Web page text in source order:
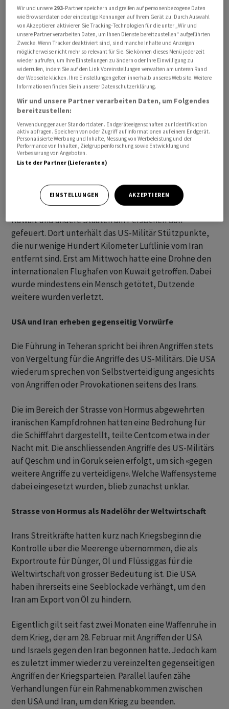
der US-Marine im Nahen Osten beschädigt worden sei.
Die Angaben beider Kriegsparteien liessen sich zunächst
nicht unabhängig überprüfen.
Der Iran hatte zuvor schon mehrfach Geschosse auf
Kuwait und andere Staaten am Persischen Golf
gefeuert. Dort unterhält das US-Militär Stützpunkte,
die nur wenige Hundert Kilometer Luftlinie vom Iran
entfernt sind. Erst am Mittwoch hatte eine Drohne den
internationalen Flughafen von Kuwait getroffen. Dabei
wurde mindestens ein Mensch getötet, Dutzende
weitere wurden verletzt.
USA und Iran erheben gegenseitig Vorwürfe
Die Führung in Teheran spricht bei ihren Angriffen stets
von Vergeltung für die Angriffe des US-Militärs. Die USA
wiederum sprechen von Selbstverteidigung angesichts
von Angriffen oder Provokationen seitens des Irans.
Die im Bereich der Strasse von Hormus abgewehrten
iranischen Kampfdrohnen hätten eine Bedrohung für
die Schifffahrt dargestellt, teilte Centcom etwa in der
Nacht mit. Die anschliessenden Angriffe des US-Militärs
auf Qeschm und in Goruk seien erfolgt, um sich «gegen
weitere Angriffe zu verteidigen». Welche Waffensysteme
dabei eingesetzt wurden, blieb zunächst unklar.
Strasse von Hormus als Nadelöhr der Weltwirtschaft
Irans Streitkräfte hatten kurz nach Kriegsbeginn die
Kontrolle über die Meerenge übernommen, die als
Exportroute für Dünger, Öl und Flüssiggas für die
Weltwirtschaft von grosser Bedeutung ist. Die USA
haben ihrerseits eine Seeblockade verhängt, um den
Iran am Export von Öl zu hindern.
Eigentlich gilt seit fast zwei Monaten eine Waffenruhe in
dem Krieg, der am 28. Februar mit Angriffen der USA
und Israels gegen den Iran begonnen hatte. Jedoch kam
es zuletzt immer wieder zu vereinzelten gegenseitigen
Angriffen der Kriegsparteien. Parallel laufen zähe
Verhandlungen für ein Rahmenabkommen zwischen
den USA und Iran, um den Krieg zu beenden.
Wir und unsere 293-Partner speichern und greifen auf personenbezogene Daten
wie Browserdaten oder eindeutige Kennungen auf Ihrem Gerät zu. Durch Auswahl
von Akzeptieren aktivieren Sie Tracking-Technologien für die unter „Wir und
unsere Partner verarbeiten Daten, um Ihnen Dienste bereitzustellen“ aufgeführten
Zwecke. Wenn Tracker deaktiviert sind, sind manche Inhalte und Anzeigen
möglicherweise nicht mehr so relevant für Sie. Sie können dieses Menü jederzeit
wieder aufrufen, um Ihre Einstellungen zu ändern oder Ihre Einwilligung zu
widerrufen, indem Sie auf den Link Voreinstellungen verwalten am unteren Rand
der Webseite klicken. Ihre Einstellungen gelten innerhalb unseres Website. Weitere
Informationen finden Sie in unserer Datenschutzerklärung.
Wir und unsere Partner verarbeiten Daten, um Folgendes
bereitzustellen:
Verwendung genauer Standortdaten. Endgeräteeigenschaften zur Identifikation
aktiv abfragen. Speichern von oder Zugriff auf Informationen auf einem Endgerät.
Personalisierte Werbung und Inhalte, Messung von Werbeleistung und der
Performance von Inhalten, Zielgruppenforschung sowie Entwicklung und
Verbesserung von Angeboten.
Liste der Partner (Lieferanten)
EINSTELLUNGEN AKZEPTIEREN